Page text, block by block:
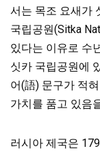
서는 목조 요새가
국립공원(Sitka
있다는 이유로 수
싯카 국립공원에
어(語) 문구가 적
가치를 품고 있음
러시아 제국은